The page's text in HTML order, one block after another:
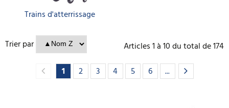
Trains d'atterrissage
Trier par Articles1à10du total de174
1
2 3 4 5 6 ...